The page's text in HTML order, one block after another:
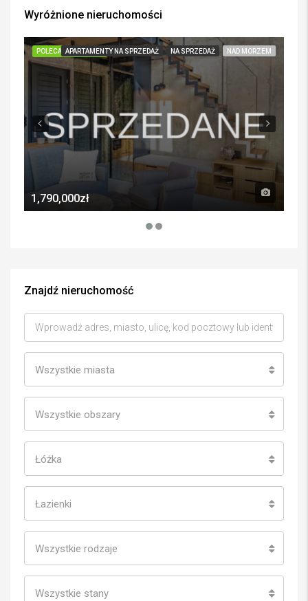
Wyróżnione nieruchomości
POLECANE POZYCJE
APARTAMENTY NA SPRZEDAŻ NA SPRZEDAŻ NAD MORZEM
1,790,000zł
Znajdź nieruchomość
Wszystkie miasta
Wszystkie obszary
Łóżka
Łazienki
Wszystkie rodzaje
Wszystkie stany